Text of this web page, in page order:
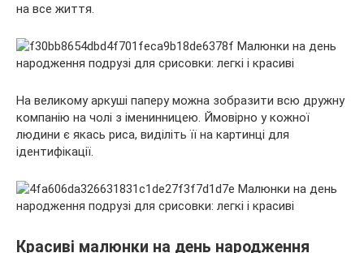
на все життя.
На великому аркуші паперу можна зобразити всю дружну
компанію на чолі з іменинницею. Ймовірно у кожної
людини є якась риса, виділіть її на картинці для
ідентифікації.
Красиві малюнки на день народження